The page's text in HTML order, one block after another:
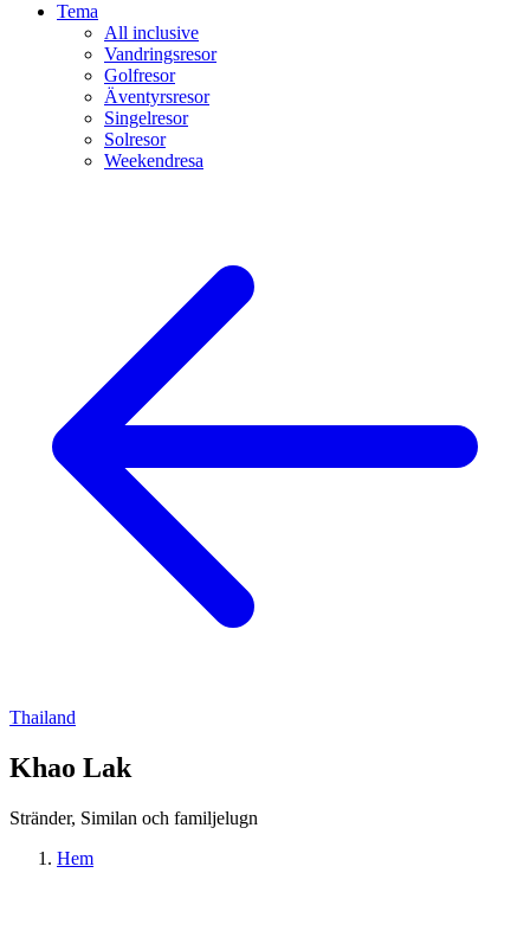
Tema
All inclusive
Vandringsresor
Golfresor
Äventyrsresor
Singelresor
Solresor
Weekendresa
Thailand
Khao Lak
Stränder, Similan och familjelugn
Hem